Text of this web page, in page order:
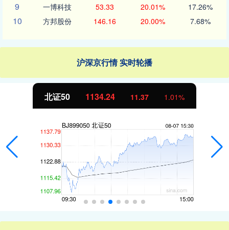
9 一博科技 53.33 20.01% 17.26%
10 方邦股份 146.16 20.00% 7.68%
沪深京行情 实时轮播
北证50 1134.24 11.37 1.01%